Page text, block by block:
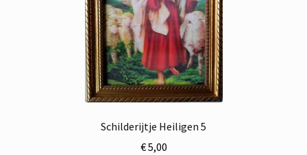
Schilderijtje Heiligen 5
€5,00